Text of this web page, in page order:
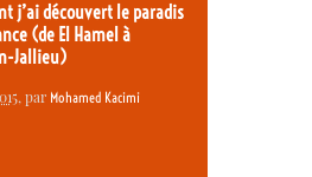
j’ai découvert le paradis
(de El Hamel à
Jallieu)
, par Mohamed Kacimi